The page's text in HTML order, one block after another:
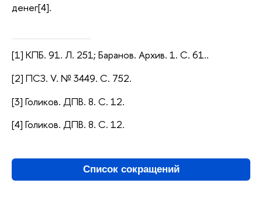
денег[4].
[1] КПБ. 91. Л. 251; Баранов. Архив. 1. С. 61..
[2] ПСЗ. V. № 3449. С. 752.
[3] Голиков. ДПВ. 8. С. 12.
[4] Голиков. ДПВ. 8. С. 12.
Список сокращений